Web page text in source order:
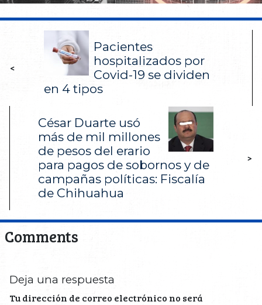
<
Pacientes
hospitalizados por
Covid-19 se dividen
en 4 tipos
César Duarte usó
más de mil millones
de pesos del erario
para pagos de sobornos y de
campañas políticas: Fiscalía
de Chihuahua
>
Comments
Deja una respuesta
Tu dirección de correo electrónico no será